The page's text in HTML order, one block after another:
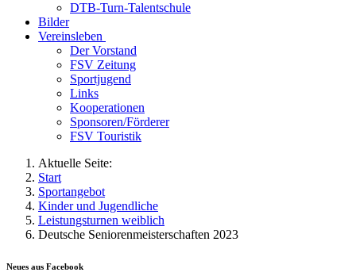
DTB-Turn-Talentschule
Bilder
Vereinsleben
Der Vorstand
FSV Zeitung
Sportjugend
Links
Kooperationen
Sponsoren/Förderer
FSV Touristik
Aktuelle Seite:
Start
Sportangebot
Kinder und Jugendliche
Leistungsturnen weiblich
Deutsche Seniorenmeisterschaften 2023
Neues aus Facebook